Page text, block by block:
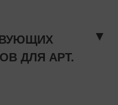
ДЛЯ АРТ.
▼